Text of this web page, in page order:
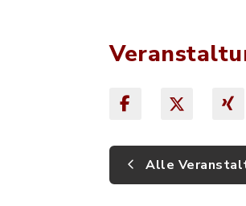
Alle